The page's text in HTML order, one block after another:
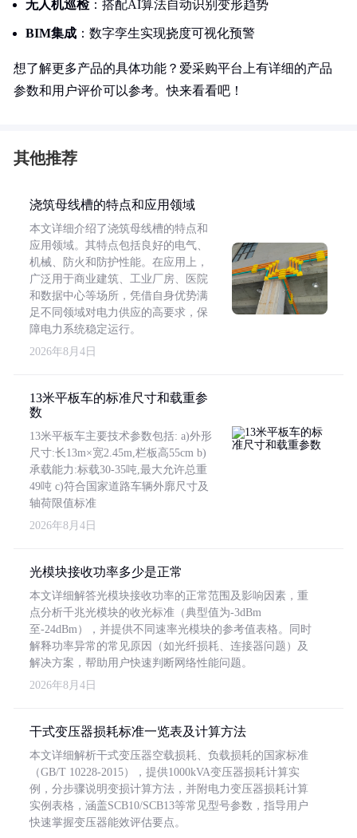
无人机巡检：搭配AI算法自动识别变形趋势
BIM集成 ：数字孪生实现挠度可视化预警
想了解更多产品的具体功能？爱采购平台上有详细的产品
参数和用户评价可以参考。快来看看吧！
其他推荐
浇筑母线槽的特点和应用领域
本文详细介绍了浇筑母线槽的特点和
应用领域。其特点包括良好的电气、
机械、防火和防护性能。在应用上，
广泛用于商业建筑、工业厂房、医院
和数据中心等场所，凭借自身优势满
足不同领域对电力供应的高要求，保
障电力系统稳定运行。
2026年8月4日
13米平板车的标准尺寸和载重参
数
13米平板车主要技术参数包括: a)外形
尺寸:长13m×宽2.45m,栏板高55cm b)
承载能力:标载30-35吨,最大允许总重
49吨 c)符合国家道路车辆外廓尺寸及
轴荷限值标准
2026年8月4日
光模块接收功率多少是正常
本文详细解答光模块接收功率的正常范围及影响因素，重
点分析千兆光模块的收光标准（典型值为-3dBm
至-24dBm），并提供不同速率光模块的参考值表格。同时
解释功率异常的常见原因（如光纤损耗、连接器问题）及
解决方案，帮助用户快速判断网络性能问题。
2026年8月4日
干式变压器损耗标准一览表及计算方法
本文详细解析干式变压器空载损耗、负载损耗的国家标准
（GB/T 10228-2015），提供1000kVA变压器损耗计算实
例，分步骤说明变损计算方法，并附电力变压器损耗计算
实例表格，涵盖SCB10/SCB13等常见型号参数，指导用户
快速掌握变压器能效评估要点。